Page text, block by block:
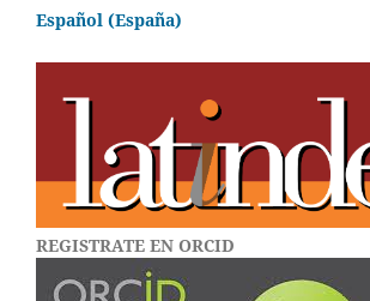
Español (España)
REGISTRATE EN ORCID